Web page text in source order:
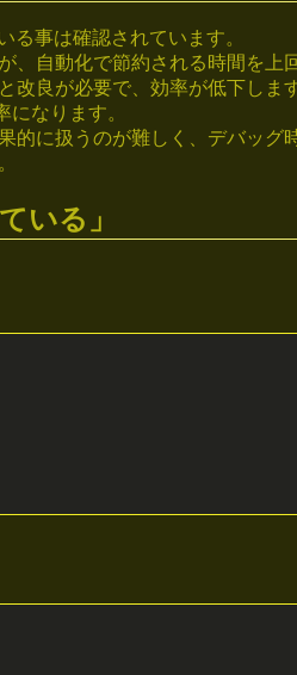
事は確認されています。
自動化で節約される時間を上
良が必要で、効率が低下します
なります。
に扱うのが難しく、デバッグ
いる」